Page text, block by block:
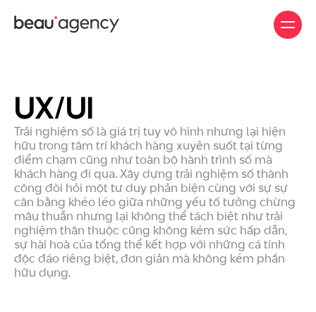
đến
UX/UI
Trải nghiệm số là giá trị tuy vô hình nhưng lại hiện
hữu trong tâm trí khách hàng xuyên suốt tại từng
điểm chạm cũng như toàn bộ hành trình số mà
khách hàng đi qua. Xây dựng trải nghiệm số thành
công đòi hỏi một tư duy phản biện cùng với sự sự
cân bằng khéo léo giữa những yếu tố tưởng chừng
mâu thuẫn nhưng lại không thể tách biệt như trải
nghiệm thân thuộc cũng không kém sức hấp dẫn,
sự hài hoà của tổng thể kết hợp với những cá tính
độc đáo riêng biệt, đơn giản mà không kém phần
hữu dụng.